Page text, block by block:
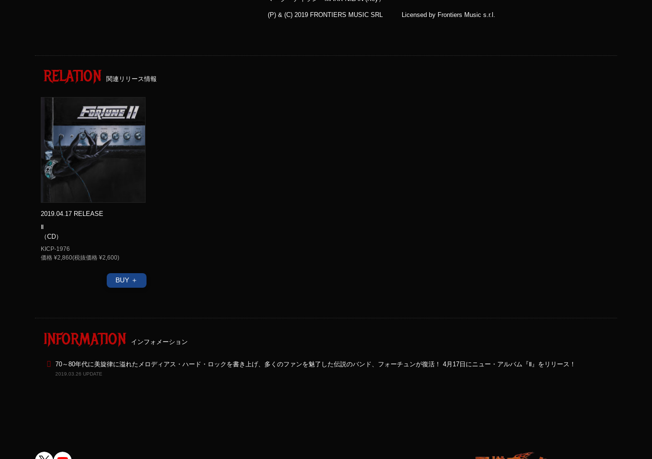
(P) & (C) 2019 FRONTIERS MUSIC SRL Licensed by Frontiers Music s.r.l.
RELATION 関連リリース情報
2019.04.17 RELEASE
Ⅱ
（CD）
KICP-1976
価格 ¥2,860(税抜価格 ¥2,600)
BUY ＋
INFORMATION インフォメーション
70～80年代に美旋律に溢れたメロディアス・ハード・ロックを書き上げ、多くのファンを魅了した伝説のバンド、フォーチュンが復活！ 4月17日にニュー・アルバム『Ⅱ』をリリース！
2019.03.26 UPDATE